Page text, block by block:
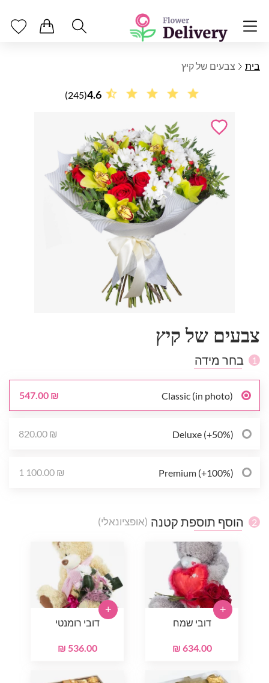
בית צבעים של קיץ
4.6
(245)
צבעים של קיץ
1 בחר מידה
Classic (in photo)
547.00 ₪
Deluxe (+50%)
820.00 ₪
Premium (+100%)
1 100.00 ₪
2 הוסף תוספת קטנה (אופציונאלי)
דובי שמח
634.00 ₪
+
דובי רומנטי
536.00 ₪
+